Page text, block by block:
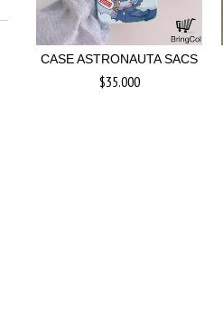
CASE ASTRONAUTA SACS
$35.000